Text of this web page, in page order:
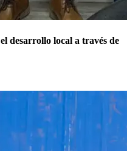
desarrollo local a través de